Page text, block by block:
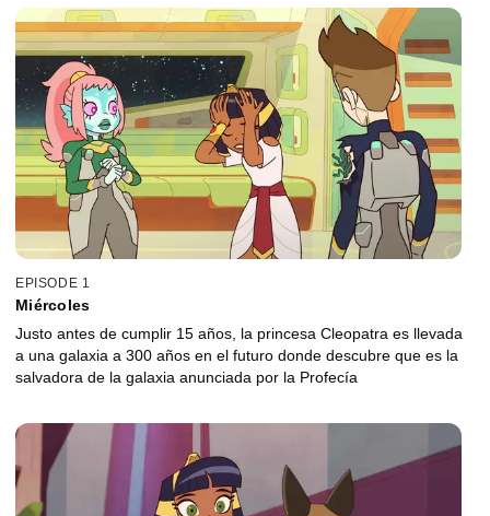
EPISODE 1
Miércoles
Justo antes de cumplir 15 años, la princesa Cleopatra es llevada
a una galaxia a 300 años en el futuro donde descubre que es la
salvadora de la galaxia anunciada por la Profecía